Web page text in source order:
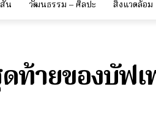
น วัฒนธรรม – ศิลปะ สิ่งแวดล้อม
ท้ายของบัฟ